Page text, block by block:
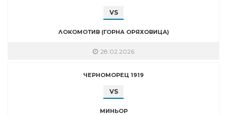
VS
ЛОКОМОТИВ (ГОРНА ОРЯХОВИЦА)
28.02.2026
ЧЕРНОМОРЕЦ 1919
VS
МИНЬОР